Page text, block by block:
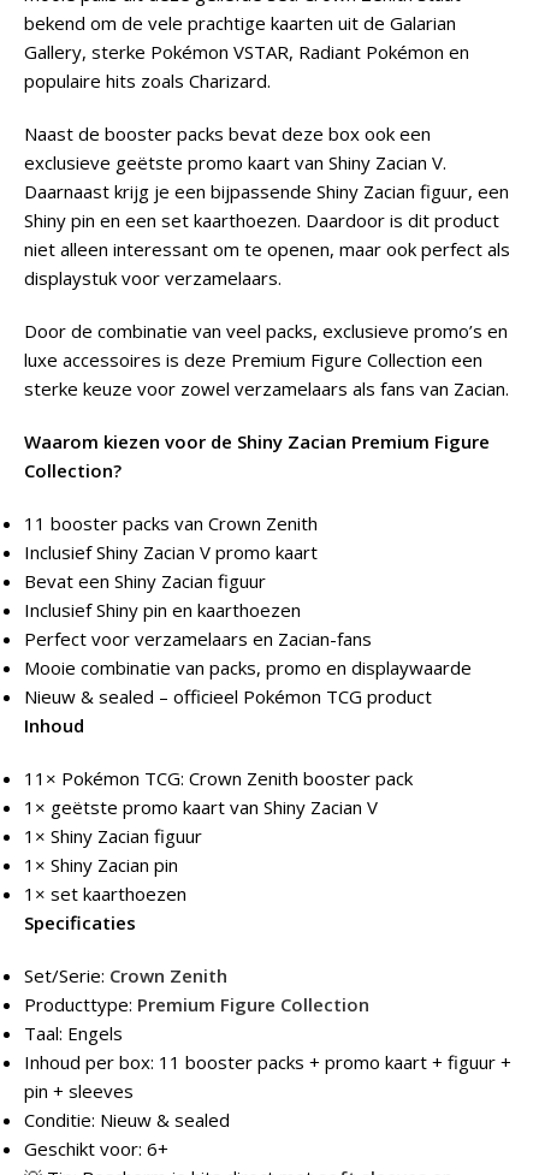
bekend om de vele prachtige kaarten uit de Galarian
Gallery, sterke Pokémon VSTAR, Radiant Pokémon en
populaire hits zoals Charizard.
Naast de booster packs bevat deze box ook een
exclusieve geëtste promo kaart van Shiny Zacian V.
Daarnaast krijg je een bijpassende Shiny Zacian figuur, een
Shiny pin en een set kaarthoezen. Daardoor is dit product
niet alleen interessant om te openen, maar ook perfect als
displaystuk voor verzamelaars.
Door de combinatie van veel packs, exclusieve promo’s en
luxe accessoires is deze Premium Figure Collection een
sterke keuze voor zowel verzamelaars als fans van Zacian.
Waarom kiezen voor de Shiny Zacian Premium Figure
Collection?
11 booster packs van Crown Zenith
Inclusief Shiny Zacian V promo kaart
Bevat een Shiny Zacian figuur
Inclusief Shiny pin en kaarthoezen
Perfect voor verzamelaars en Zacian-fans
Mooie combinatie van packs, promo en displaywaarde
Nieuw & sealed – officieel Pokémon TCG product
Inhoud
11× Pokémon TCG: Crown Zenith booster pack
1× geëtste promo kaart van Shiny Zacian V
1× Shiny Zacian figuur
1× Shiny Zacian pin
1× set kaarthoezen
Specificaties
Set/Serie: Crown Zenith
Producttype: Premium Figure Collection
Taal: Engels
Inhoud per box: 11 booster packs + promo kaart + figuur +
pin + sleeves
Conditie: Nieuw & sealed
Geschikt voor: 6+